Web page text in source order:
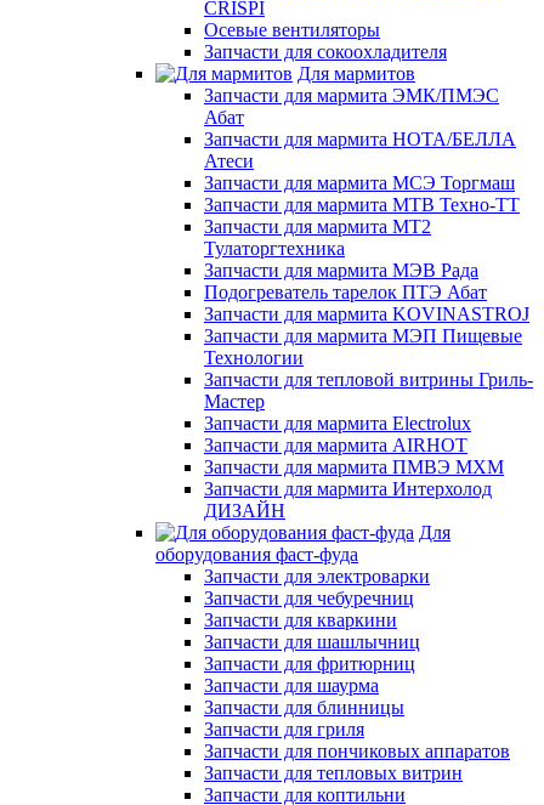
CRISPI
Осевые вентиляторы
Запчасти для сокоохладителя
Для мармитов
Запчасти для мармита ЭМК/ПМЭС
Абат
Запчасти для мармита НОТА/БЕЛЛА
Атеси
Запчасти для мармита МСЭ Торгмаш
Запчасти для мармита МТВ Техно-ТТ
Запчасти для мармита МТ2
Тулаторгтехника
Запчасти для мармита МЭВ Рада
Подогреватель тарелок ПТЭ Абат
Запчасти для мармита KOVINASTROJ
Запчасти для мармита МЭП Пищевые
Технологии
Запчасти для тепловой витрины Гриль-
Мастер
Запчасти для мармита Electrolux
Запчасти для мармита AIRHOT
Запчасти для мармита ПМВЭ МХМ
Запчасти для мармита Интерхолод
ДИЗАЙН
Для
оборудования фаст-фуда
Запчасти для электроварки
Запчасти для чебуречниц
Запчасти для кваркини
Запчасти для шашлычниц
Запчасти для фритюрниц
Запчасти для шаурма
Запчасти для блинницы
Запчасти для гриля
Запчасти для пончиковых аппаратов
Запчасти для тепловых витрин
Запчасти для коптильни